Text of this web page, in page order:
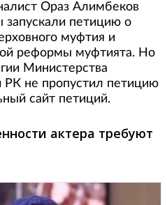
Ораз Алимбеков
запускали петицию о
муфтия и
реформы муфтията. Но
Министерства
РК не пропустил петицию
сайт петиций.
актера требуют